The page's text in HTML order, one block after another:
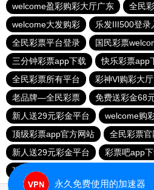
welcome盈彩购彩大厅广东
全民
welcome大发购彩
乐发III500登录
全民彩票平台登录
国民彩票
三分钟彩票app下载
快乐彩票app
全民彩票所有平台
彩神Vl购彩大厅
老品牌—全民彩票
免费送彩金68
新人送29元彩金平台
welcome购
顶级彩票app官方网站
全民彩票
新人送29元彩金平台
彩票吧app
顶级彩票app官方网站
永久免费使用的加速器